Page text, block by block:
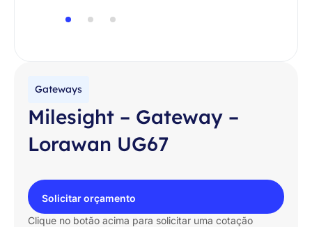
Gateways
Milesight – Gateway –
Lorawan UG67
Solicitar orçamento
Clique no botão acima para solicitar uma cotação